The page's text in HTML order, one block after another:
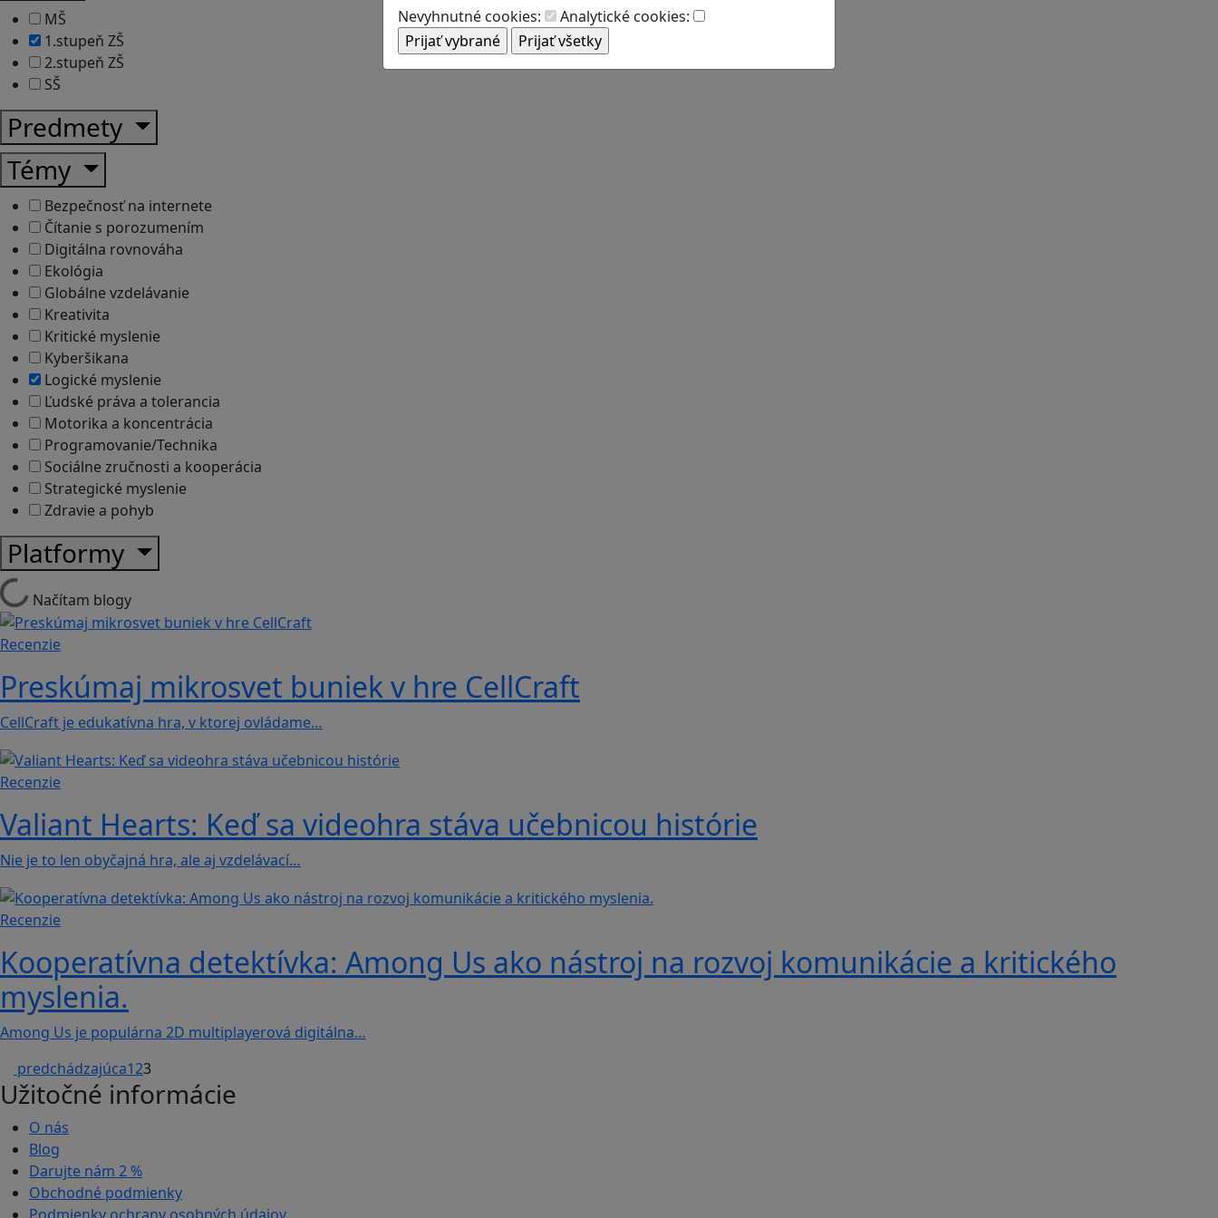
Nevyhnutné cookies:
Analytické cookies:
MŠ
1.stupeň ZŠ
2.stupeň ZŠ
SŠ
Predmety
Témy
Bezpečnosť na internete
Čítanie s porozumením
Digitálna rovnováha
Ekológia
Globálne vzdelávanie
Kreativita
Kritické myslenie
Kyberšikana
Logické myslenie
Ľudské práva a tolerancia
Motorika a koncentrácia
Programovanie/Technika
Sociálne zručnosti a kooperácia
Strategické myslenie
Zdravie a pohyb
Platformy
Načítam blogy
Recenzie
Preskúmaj mikrosvet buniek v hre CellCraft
CellCraft je edukatívna hra, v ktorej ovládame…
Recenzie
Valiant Hearts: Keď sa videohra stáva učebnicou histórie
Nie je to len obyčajná hra, ale aj vzdelávací…
Recenzie
Kooperatívna detektívka: Among Us ako nástroj na rozvoj komunikácie a kritického
myslenia.
Among Us je populárna 2D multiplayerová digitálna…
predchádzajúca123
Užitočné informácie
O nás
Blog
Darujte nám 2 %
Obchodné podmienky